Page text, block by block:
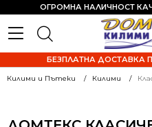
ОГРОМНА НАЛИЧНОСТ
БЕЗПЛАТНА ДОСТАВКА
Килими и Пътеки Килими